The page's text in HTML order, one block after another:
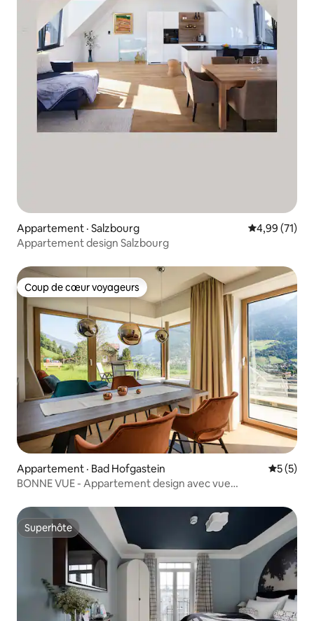
Appartement · Salzbourg Note
4,99 (71)
Appartement design Salzbourg
Coup de cœur voyageurs
Coup de cœur voyageurs
Appartement · Bad Hofgastein Note
5 (5)
BONNE VUE - Appartement design avec vue
Superhôte
Superhôte